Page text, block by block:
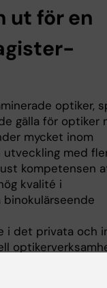
ut för en
optiker,
gälla för optiker
mycket inom
utveckling med
kompetensen
kvalité i
i det privata och